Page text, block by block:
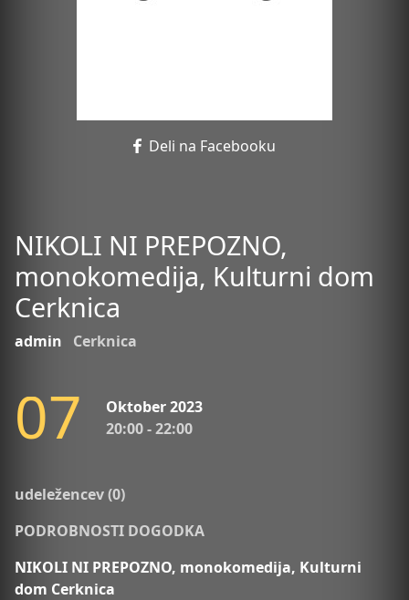
Deli na Facebooku
NIKOLI NI PREPOZNO,
monokomedija, Kulturni dom
Cerknica
admin Cerknica
07
Oktober 2023
20:00 - 22:00
udeležencev (0)
PODROBNOSTI DOGODKA
NIKOLI NI PREPOZNO, monokomedija, Kulturni
dom Cerknica